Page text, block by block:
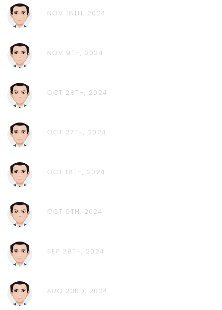
NOV 18TH, 2024
NOV 9TH, 2024
OCT 28TH, 2024
OCT 27TH, 2024
OCT 18TH, 2024
OCT 9TH, 2024
SEP 28TH, 2024
AUG 23RD, 2024